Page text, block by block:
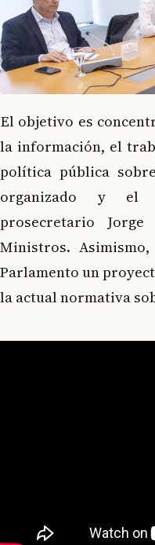
El objetivo es
la información, el
política pública
organizado y el
prosecretario
Ministros.
Parlamento un
la actual normativa